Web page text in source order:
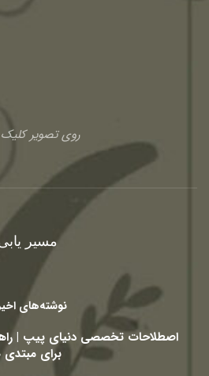
روی تصویر کلیک
مسیر
نوشته‌های
اصطلاحات تخصصی دنیای پیپ |
برای مبتدی